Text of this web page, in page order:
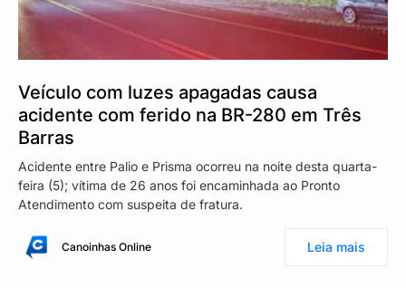
Veículo com luzes apagadas causa
acidente com ferido na BR-280 em Três
Barras
Acidente entre Palio e Prisma ocorreu na noite desta quarta-
feira (5); vítima de 26 anos foi encaminhada ao Pronto
Atendimento com suspeita de fratura.
Canoinhas Online Leia mais